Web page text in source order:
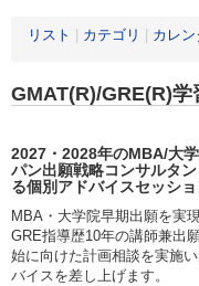
リスト カテゴリ カレン
GMAT(R)/GRE(R)学
2027・2028年のMBA/大
パン出願戦略コンサルタ
る個別アドバイスセッショ
MBA・大学院早期出願を実
GRE指導歴10年の講師兼出
始に向けた計画相談を実施
バイスを差し上げます。